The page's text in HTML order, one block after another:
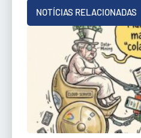
NOTÍCIAS RELACIONADAS